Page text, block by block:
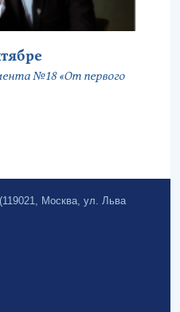
№18 «От первого
Москва, ул. Льва